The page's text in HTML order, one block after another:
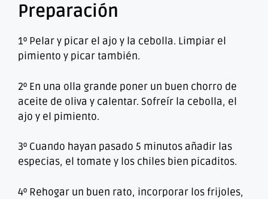
Preparación
1º Pelar y picar el ajo y la cebolla. Limpiar el
pimiento y picar también.
2º En una olla grande poner un buen chorro de
aceite de oliva y calentar. Sofreír la cebolla, el
ajo y el pimiento.
3º Cuando hayan pasado 5 minutos añadir las
especias, el tomate y los chiles bien picaditos.
4º Rehogar un buen rato, incorporar los frijoles,